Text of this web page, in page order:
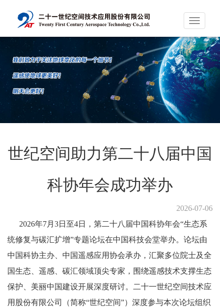
Toggle
世纪空间助力第二十八届中国
科协年会成功举办
2026-07-06
2026年7月3日至4日，第二十八届中国科协年会“生态系
统修复与碳汇扩增”专题论坛在中国科技会堂举办。论坛由
中国科协主办、中国遥感应用协会承办，汇聚多位院士及全
国生态、遥感、碳汇领域顶尖专家，围绕遥感技术支撑生态
保护、美丽中国建设开展深度研讨。二十一世纪空间技术应
用股份有限公司（简称“世纪空间”）深度参与本次论坛组织